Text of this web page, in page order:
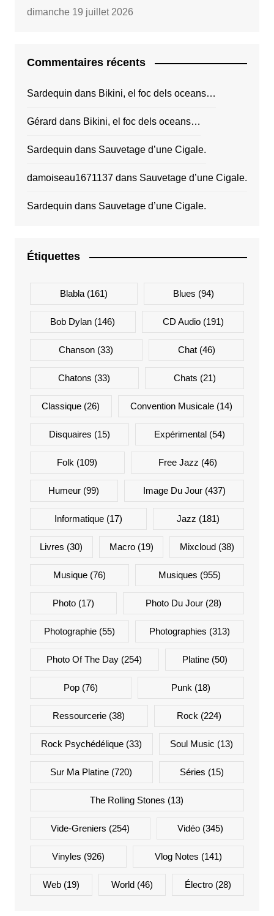
dimanche 19 juillet 2026
Commentaires récents
Sardequin dans Bikini, el foc dels oceans…
Gérard dans Bikini, el foc dels oceans…
Sardequin dans Sauvetage d’une Cigale.
damoiseau1671137dans Sauvetage d’une Cigale.
Sardequin dans Sauvetage d’une Cigale.
Étiquettes
Blabla(161) Blues (94)
Bob Dylan (146) CD Audio(191)
Chanson (33) Chat(46)
Chatons (33) Chats (21)
Classique (26) Convention Musicale(14)
Disquaires (15) Expérimental (54)
Folk (109) Free Jazz (46)
Humeur (99) Image Du Jour(437)
Informatique(17) Jazz (181)
Livres (30) Macro(19) Mixcloud(38)
Musique(76) Musiques (955)
Photo(17) Photo Du Jour (28)
Photographie(55) Photographies (313)
Photo Of The Day (254) Platine(50)
Pop(76) Punk (18)
Ressourcerie (38) Rock (224)
Rock Psychédélique(33) Soul Music (13)
Sur Ma Platine (720) Séries (15)
The Rolling Stones (13)
Vide-Greniers (254) Vidéo (345)
Vinyles (926) Vlog Notes (141)
Web(19) World (46) Électro (28)